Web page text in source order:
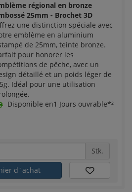
régional en bronze
25mm - Brochet 3D
une distinction spéciale avec
emblème en aluminium
de 25mm, teinte bronze.
pour honorer les
de pêche, avec un
détaillé et un poids léger de
Idéal pour une utilisation
Disponible en1 Jours ouvrable*²
Stk.
d´achat